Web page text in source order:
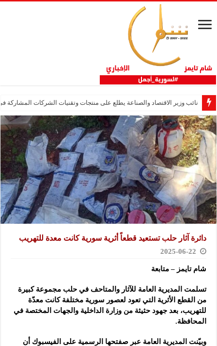
نائب وزير الاقتصاد والصناعة يطلع على منتجات وتقنيات الشركات المشاركة في
دائرة آثار حلب تستعيد قطعاً أثرية سورية كانت معدة للتهريب
2025-06-22
شام تايمز – متابعة
تسلمت المديرية العامة للآثار والمتاحف في حلب مجموعة كبيرة
من القطع الأثرية التي تعود لعصور سورية مختلفة كانت معدّة
للتهريب، بعد جهود حثيثة من وزارة الداخلية والجهات المختصة في
المحافظة.
وبيّنت المديرية العامة عبر صفتحها الرسمية على الفيسبوك أن